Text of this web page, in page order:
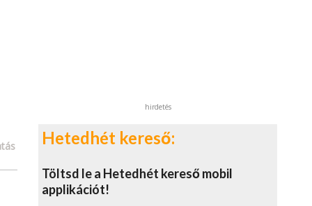
hirdetés
Hetedhét kereső:
Töltsd le a Hetedhét kereső mobil
applikációt!